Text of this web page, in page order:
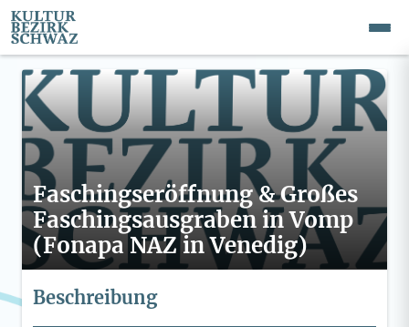
Faschingseröffnung & Großes
Faschingsausgraben in Vomp
(Fonapa NAZ in Venedig)
Beschreibung